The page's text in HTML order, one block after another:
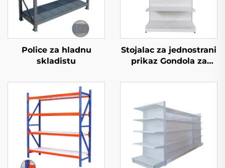
Police za hladnu
skladistu
Stojalac za jednostrani
prikaz Gondola za
S002